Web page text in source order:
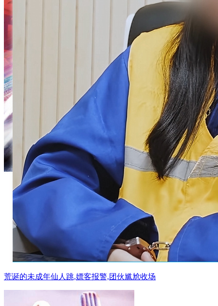
荒诞的未成年仙人跳,嫖客报警,团伙尴尬收场